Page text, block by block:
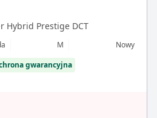
Hybrid Prestige DCT
M
Nowy
gwarancyjna